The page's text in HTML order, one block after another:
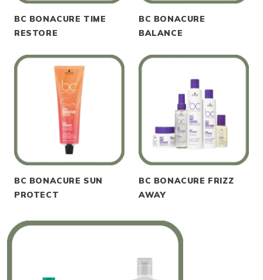
BC BONACURE TIME
RESTORE
BC BONACURE
BALANCE
BC BONACURE SUN
PROTECT
BC BONACURE FRIZZ
AWAY